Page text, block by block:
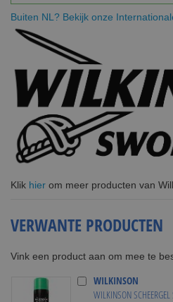
Buiten NL? Bekijk onze
Klik hier om meer producten van
VERWANTE PRODUCTEN
Vink een product aan om mee te
WILKINSON
WILKINSON